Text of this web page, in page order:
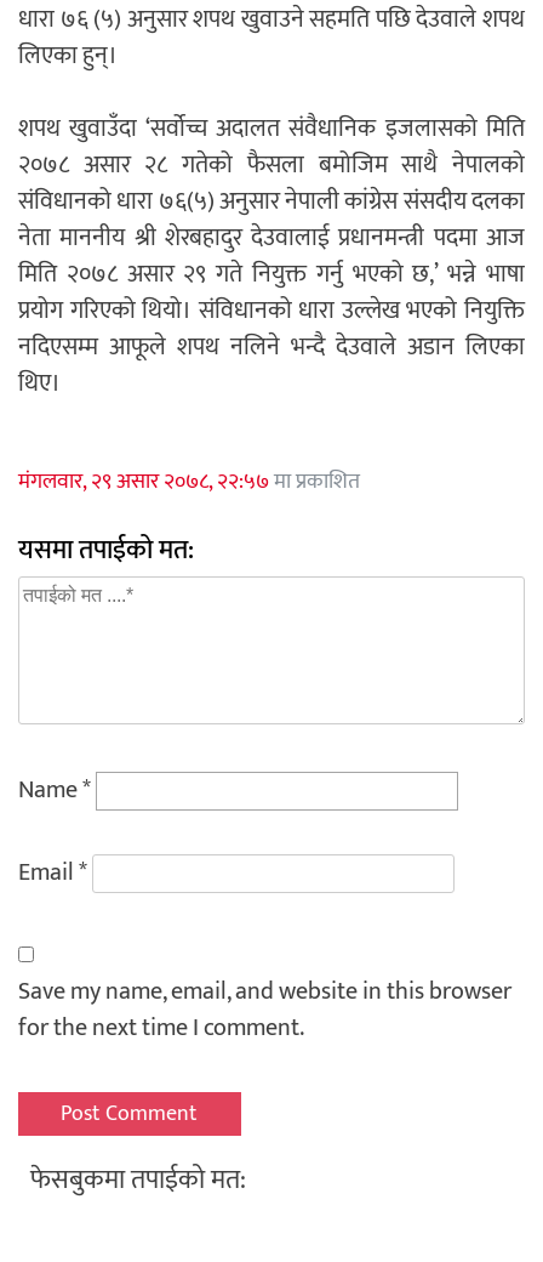
धारा ७६ (५) अनुसार शपथ खुवाउने सहमति पछि देउवाले शपथ
लिएका हुन्।
शपथ खुवाउँदा ‘सर्वोच्च अदालत संवैधानिक इजलासको मिति
२०७८ असार २८ गतेको फैसला बमोजिम साथै नेपालको
संविधानको धारा ७६(५) अनुसार नेपाली कांग्रेस संसदीय दलका
नेता माननीय श्री शेरबहादुर देउवालाई प्रधानमन्त्री पदमा आज
मिति २०७८ असार २९ गते नियुक्त गर्नु भएको छ,’ भन्ने भाषा
प्रयोग गरिएको थियो। संविधानको धारा उल्लेख भएको नियुक्ति
नदिएसम्म आफूले शपथ नलिने भन्दै देउवाले अडान लिएका
थिए।
मंगलवार, २९ असार २०७८, २२:५७मा प्रकाशित
यसमा तपाईको मत:
Name*
Email*
Save my name, email, and website in this browser
for the next time I comment.
फेसबुकमा तपाईको मत: